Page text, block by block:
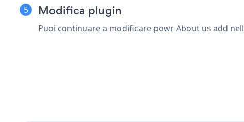
Modifica plugin
Puoi continuare a modificare powr About us add